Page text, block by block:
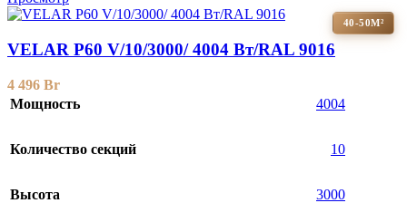
40-50М²
VELAR P60 V/10/3000/ 4004 Bт/RAL 9016
4 496 Br
Мощность
4004
Количество секций 10
Высота 3000